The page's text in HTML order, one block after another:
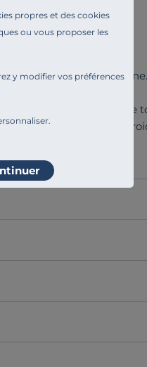
propres et des cookies
ou vous proposer les
y modifier vos préférences
Woolmark 100%
tissée vous apporte
les nuits très